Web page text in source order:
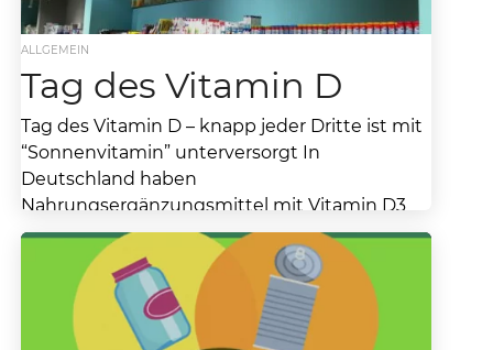
ALLGEMEIN
Tag des Vitamin D
Tag des Vitamin D – knapp jeder Dritte ist mit
“Sonnenvitamin” unterversorgt In
Deutschland haben
Nahrungsergänzungsmittel mit Vitamin D3
ihren Absatz innerhalb...